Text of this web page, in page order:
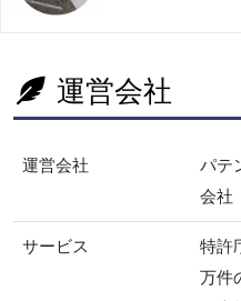
運営会社
運営会社
パテ
会社
サービス
特許
万件